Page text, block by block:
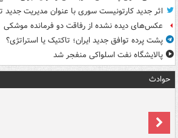
اثر جدید کارتونیست سوری با عنوان مدیریت جدید
عکس‌های دیده نشده از رفاقت دو فرمانده‌ موشکی
پشت پرده توافق جدید ایران؛ تاکتیک یا استراتژی؟
پالایشگاه نفت اسلواکی منفجر شد
حوادث